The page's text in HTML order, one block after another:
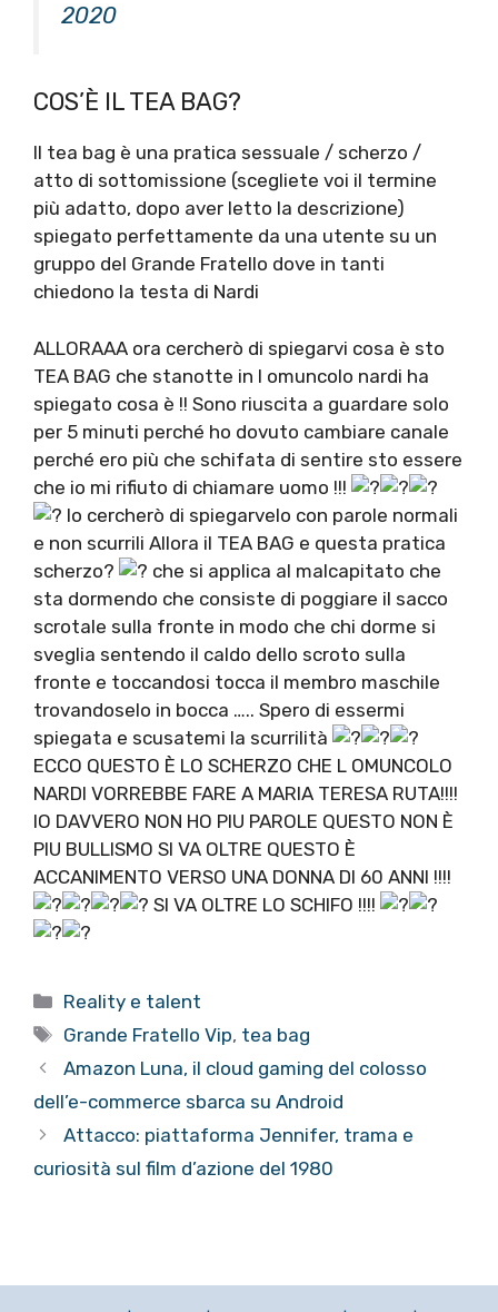
2020
COS’È IL TEA BAG?
Il tea bag è una pratica sessuale / scherzo /
atto di sottomissione (scegliete voi il termine
più adatto, dopo aver letto la descrizione)
spiegato perfettamente da una utente su un
gruppo del Grande Fratello dove in tanti
chiedono la testa di Nardi
ALLORAAA ora cercherò di spiegarvi cosa è sto
TEA BAG che stanotte in l omuncolo nardi ha
spiegato cosa è !! Sono riuscita a guardare solo
per 5 minuti perché ho dovuto cambiare canale
perché ero più che schifata di sentire sto essere
che io mi rifiuto di chiamare uomo !!!
Io cercherò di spiegarvelo con parole normali
e non scurrili Allora il TEA BAG e questa pratica
scherzo?
che si applica al malcapitato che
sta dormendo che consiste di poggiare il sacco
scrotale sulla fronte in modo che chi dorme si
sveglia sentendo il caldo dello scroto sulla
fronte e toccandosi tocca il membro maschile
trovandoselo in bocca ….. Spero di essermi
spiegata e scusatemi la scurrilità
ECCO QUESTO È LO SCHERZO CHE L OMUNCOLO
NARDI VORREBBE FARE A MARIA TERESA RUTA!!!!
IO DAVVERO NON HO PIU PAROLE QUESTO NON È
PIU BULLISMO SI VA OLTRE QUESTO È
ACCANIMENTO VERSO UNA DONNA DI 60 ANNI !!!!
SI VA OLTRE LO SCHIFO !!!!
Categorie
Reality e talent
Tag
Grande Fratello Vip, tea bag
Amazon Luna, il cloud gaming del colosso
dell’e-commerce sbarca su Android
Attacco: piattaforma Jennifer, trama e
curiosità sul film d’azione del 1980